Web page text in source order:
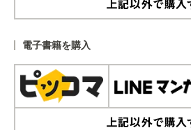
電子書籍を購入